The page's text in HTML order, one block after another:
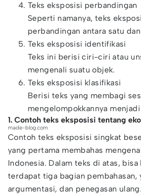
Teks eksposisi perbandingan
Seperti namanya, teks
perbandingan antara satu
Teks eksposisi identifikasi
Teks ini berisi ciri-ciri atau
mengenali suatu objek.
Teks eksposisi klasifikasi
Berisi teks yang membagi
mengelompokkannya
1. Contoh teks eksposisi tentang
made-blog.com
Contoh teks eksposisi singkat
yang pertama membahas
Indonesia. Dalam teks di atas, bisa
terdapat tiga bagian pembahasan,
argumentasi, dan penegasan ulang.